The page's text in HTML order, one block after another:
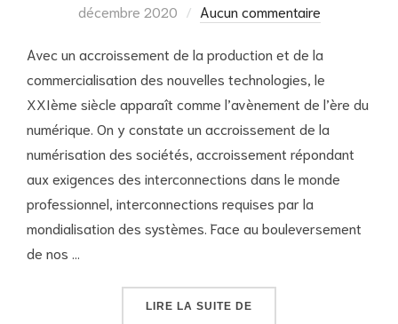
décembre 2020
Aucun commentaire
Avec un accroissement de la production et de la
commercialisation des nouvelles technologies, le
XXIème siècle apparaît comme l’avènement de l’ère du
numérique. On y constate un accroissement de la
numérisation des sociétés, accroissement répondant
aux exigences des interconnections dans le monde
professionnel, interconnections requises par la
mondialisation des systèmes. Face au bouleversement
de nos …
LIRE LA SUITE DE